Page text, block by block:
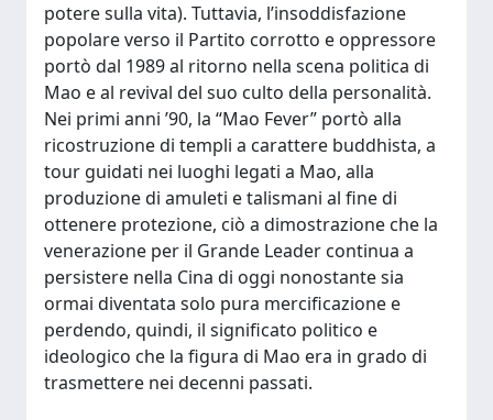
potere sulla vita). Tuttavia, l’insoddisfazione
popolare verso il Partito corrotto e oppressore
portò dal 1989 al ritorno nella scena politica di
Mao e al revival del suo culto della personalità.
Nei primi anni ’90, la “Mao Fever” portò alla
ricostruzione di templi a carattere buddhista, a
tour guidati nei luoghi legati a Mao, alla
produzione di amuleti e talismani al fine di
ottenere protezione, ciò a dimostrazione che la
venerazione per il Grande Leader continua a
persistere nella Cina di oggi nonostante sia
ormai diventata solo pura mercificazione e
perdendo, quindi, il significato politico e
ideologico che la figura di Mao era in grado di
trasmettere nei decenni passati.